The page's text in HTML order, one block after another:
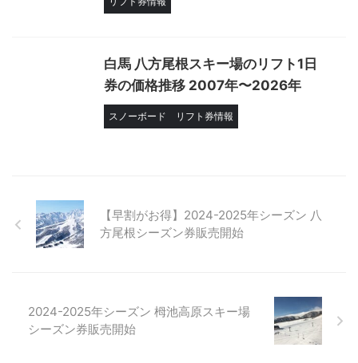
白馬 八方尾根スキー場のリフト1日
券の価格推移 2007年〜2026年
スノーボード リフト券情報
【早割がお得】2024-2025年シーズン 八
方尾根シーズン券販売開始
2024-2025年シーズン 栂池高原スキー場
シーズン券販売開始